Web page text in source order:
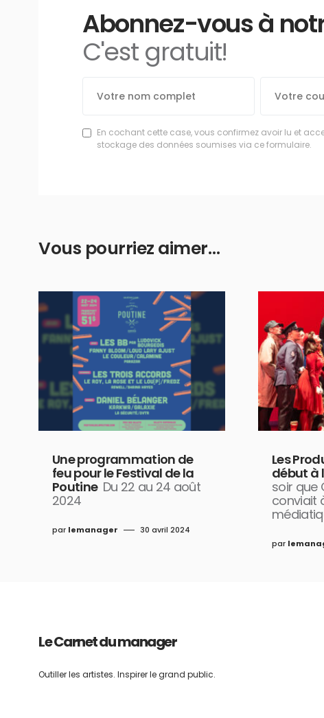
Abonnez-vous à
C'est gratuit!
En cochant cette case, vous confirmez avoir lu et
stockage des données soumises via ce formulaire.
Vous pourriez aimer…
Une programmation de
feu pour le Festival de la
Poutine Du 22 au 24 août
2024
par lemanager 30 avril 2024
Les
début à
soir que
conviait
par
Le Carnet du manager
Outiller les artistes. Inspirer le grand public.